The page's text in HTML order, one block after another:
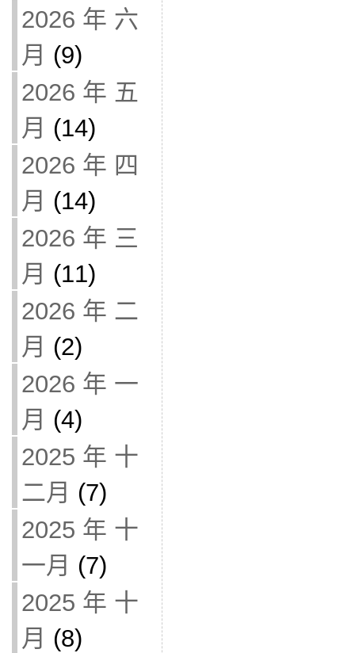
2026 年 六
月 (9)
2026 年 五
月 (14)
2026 年 四
月 (14)
2026 年 三
月 (11)
2026 年 二
月 (2)
2026 年 一
月 (4)
2025 年 十
二月 (7)
2025 年 十
一月 (7)
2025 年 十
月 (8)